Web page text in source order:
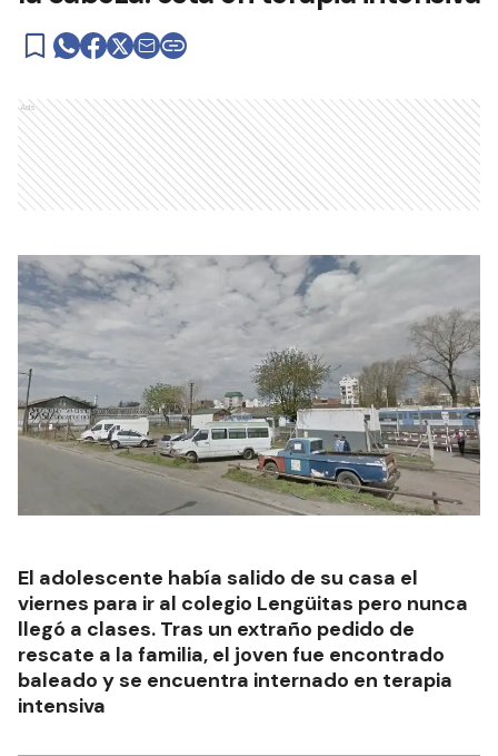
Ads
El adolescente había salido de su casa el
viernes para ir al colegio Lengüitas pero nunca
llegó a clases. Tras un extraño pedido de
rescate a la familia, el joven fue encontrado
baleado y se encuentra internado en terapia
intensiva